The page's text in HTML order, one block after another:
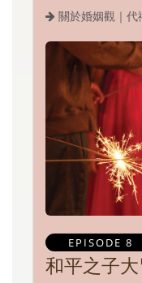
關於婚姻觀｜代
EPISODE 8
和平之子